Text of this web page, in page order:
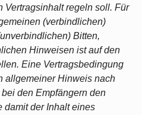
Vertragsinhalt regeln soll. Für
(verbindlichen)
Bitten,
Hinweisen ist auf den
Eine Vertragsbedingung
allgemeiner Hinweis nach
den Empfängern den
damit der Inhalt eines